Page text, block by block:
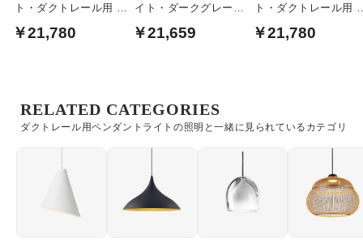
ト・ダクトレール用 |
￥21,780
イト・ダークグレーメ
ル用
￥21,659
ト・ダクトレール用 |
￥21,780
ダクトレール用ペンダントライトの照明と一緒に見られているカテゴリ
RELATED CATEGORIES